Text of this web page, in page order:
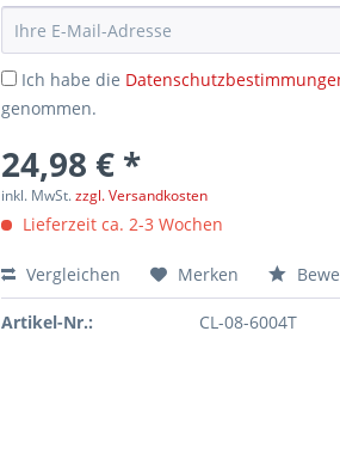
Ich habe die
genommen.
24,98 € *
inkl. MwSt.zzgl. Versandkosten
Lieferzeit ca. 2-3 Wochen
Vergleichen Merken
Artikel-Nr.: CL-08-6004T